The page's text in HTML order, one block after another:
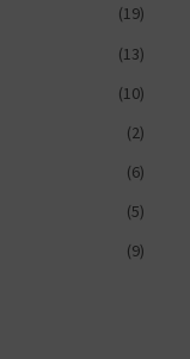
(19)
(13)
(10)
(2)
(6)
(5)
(9)